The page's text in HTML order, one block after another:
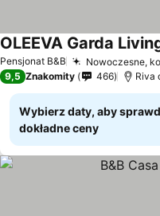
Pensjonat B&B Nowoczesne,
OLEEVA Garda
9,5 Znakomity 466 Riva
Wybierz daty, aby
dokładne ceny